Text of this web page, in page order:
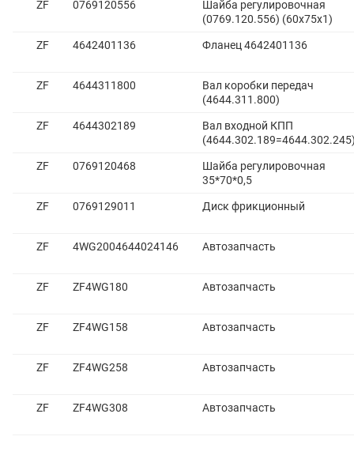
ZF 0769120556
Шайба регулировочная
(0769.120.556) (60х75х1)
ZF
4642401136 Фланец 4642401136
ZF 4644311800
Вал коробки передач
(4644.311.800)
ZF
4644302189
Вал входной КПП
ZF
0769120468
Шайба регулировочная
35*70*0,5
ZF
0769129011 Диск фрикционный
ZF 4WG2004644024146 Автозапчасть
ZF ZF4WG180 Автозапчасть
ZF ZF4WG158 Автозапчасть
ZF ZF4WG258 Автозапчасть
ZF ZF4WG308 Автозапчасть